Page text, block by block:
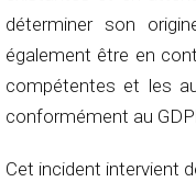
déterminer son
également être en
compétentes et les
conformément au
Cet incident intervient